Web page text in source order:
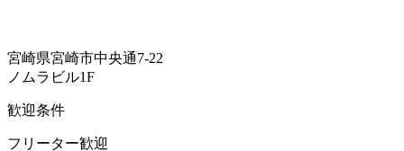
宮崎県宮崎市中央通7-22
ノムラビル1F
歓迎条件
フリーター歓迎